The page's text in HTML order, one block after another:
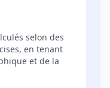
selon des
en tenant
et de la